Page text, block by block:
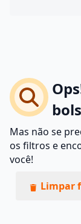
Mas não se
os filtros e
você!
Limpar